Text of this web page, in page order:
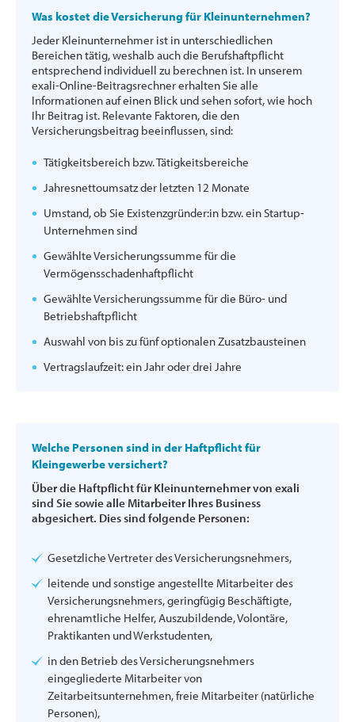
Was kostet die Versicherung für Kleinunternehmen?
Jeder Kleinunternehmer ist in unterschiedlichen
Bereichen tätig, weshalb auch die Berufshaftpflicht
entsprechend individuell zu berechnen ist. In unserem
exali-Online-Beitragsrechner erhalten Sie alle
Informationen auf einen Blick und sehen sofort, wie hoch
Ihr Beitrag ist. Relevante Faktoren, die den
Versicherungsbeitrag beeinflussen, sind:
Tätigkeitsbereich bzw. Tätigkeitsbereiche
Jahresnettoumsatz der letzten 12 Monate
Umstand, ob Sie Existenzgründer:in bzw. ein Startup-
Unternehmen sind
Gewählte Versicherungssumme für die
Vermögensschadenhaftpflicht
Gewählte Versicherungssumme für die Büro- und
Betriebshaftpflicht
Auswahl von bis zu fünf optionalen Zusatzbausteinen
Vertragslaufzeit: ein Jahr oder drei Jahre
Welche Personen sind in der Haftpflicht für
Kleingewerbe versichert?
Über die Haftpflicht für Kleinunternehmer von exali
sind Sie sowie alle Mitarbeiter Ihres Business
abgesichert. Dies sind folgende Personen:
Gesetzliche Vertreter des Versicherungsnehmers,
leitende und sonstige angestellte Mitarbeiter des
Versicherungsnehmers, geringfügig Beschäftigte,
ehrenamtliche Helfer, Auszubildende, Volontäre,
Praktikanten und Werkstudenten,
in den Betrieb des Versicherungsnehmers
eingegliederte Mitarbeiter von
Zeitarbeitsunternehmen, freie Mitarbeiter (natürliche
Personen),